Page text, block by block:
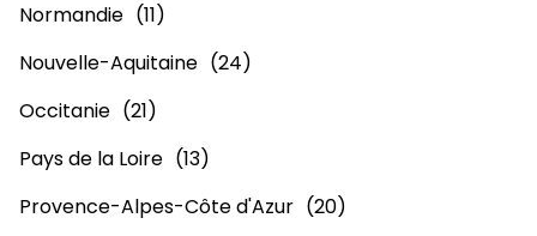
Normandie
Nouvelle-Aquitaine
Occitanie
Pays de la Loire
Provence-Alpes-Côte d'Azur